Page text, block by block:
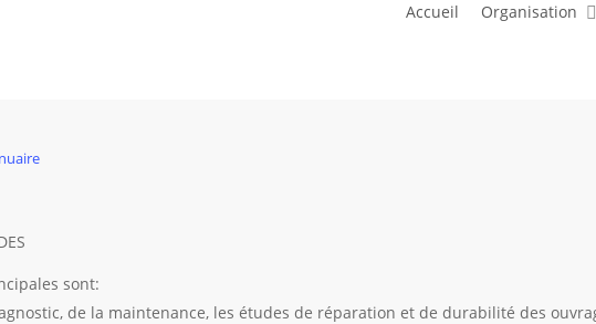
Accueil Organisation
sont:
de la maintenance, les études de réparation et de durabilité des